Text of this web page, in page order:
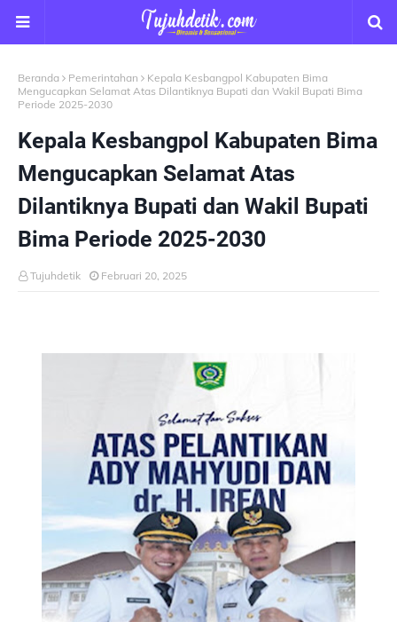
Beranda Pemerintahan
Kepala Kesbangpol Kabupaten Bima
Mengucapkan Selamat Atas Dilantiknya Bupati dan Wakil Bupati Bima
Periode 2025-2030
Kepala Kesbangpol Kabupaten Bima
Mengucapkan Selamat Atas
Dilantiknya Bupati dan Wakil Bupati
Bima Periode 2025-2030
Tujuhdetik Februari 20, 2025